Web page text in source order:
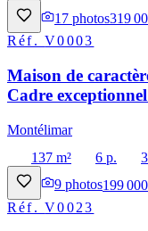
17 photos319
Réf.V0003
Maison de
Cadre
Montélimar
137 m²
6 p.
9 photos199
Réf.V0023